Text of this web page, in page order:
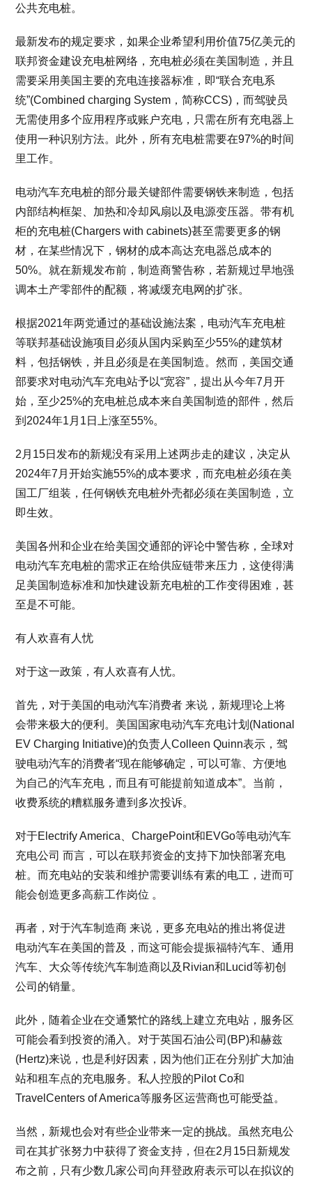
公共充电桩。
最新发布的规定要求，如果企业希望利用价值75亿美元的
联邦资金建设充电桩网络，充电桩必须在美国制造，并且
需要采用美国主要的充电连接器标准，即“联合充电系
统”(Combined charging System，简称CCS)，而驾驶员
无需使用多个应用程序或账户充电，只需在所有充电器上
使用一种识别方法。此外，所有充电桩需要在97%的时间
里工作。
电动汽车充电桩的部分最关键部件需要钢铁来制造，包括
内部结构框架、加热和冷却风扇以及电源变压器。带有机
柜的充电桩(Chargers with cabinets)甚至需要更多的钢
材，在某些情况下，钢材的成本高达充电器总成本的
50%。就在新规发布前，制造商警告称，若新规过早地强
调本土产零部件的配额，将减缓充电网的扩张。
根据2021年两党通过的基础设施法案，电动汽车充电桩
等联邦基础设施项目必须从国内采购至少55%的建筑材
料，包括钢铁，并且必须是在美国制造。然而，美国交通
部要求对电动汽车充电站予以“宽容”，提出从今年7月开
始，至少25%的充电桩总成本来自美国制造的部件，然后
到2024年1月1日上涨至55%。
2月15日发布的新规没有采用上述两步走的建议，决定从
2024年7月开始实施55%的成本要求，而充电桩必须在美
国工厂组装，任何钢铁充电桩外壳都必须在美国制造，立
即生效。
美国各州和企业在给美国交通部的评论中警告称，全球对
电动汽车充电桩的需求正在给供应链带来压力，这使得满
足美国制造标准和加快建设新充电桩的工作变得困难，甚
至是不可能。
有人欢喜有人忧
对于这一政策，有人欢喜有人忧。
首先，对于美国的电动汽车消费者 来说，新规理论上将
会带来极大的便利。美国国家电动汽车充电计划(National
EV Charging Initiative)的负责人Colleen Quinn表示，驾
驶电动汽车的消费者“现在能够确定，可以可靠、方便地
为自己的汽车充电，而且有可能提前知道成本”。当前，
收费系统的糟糕服务遭到多次投诉。
对于Electrify America、ChargePoint和EVGo等电动汽车
充电公司 而言，可以在联邦资金的支持下加快部署充电
桩。而充电站的安装和维护需要训练有素的电工，进而可
能会创造更多高薪工作岗位 。
再者，对于汽车制造商 来说，更多充电站的推出将促进
电动汽车在美国的普及，而这可能会提振福特汽车、通用
汽车、大众等传统汽车制造商以及Rivian和Lucid等初创
公司的销量。
此外，随着企业在交通繁忙的路线上建立充电站，服务区
可能会看到投资的涌入。对于英国石油公司(BP)和赫兹
(Hertz)来说，也是利好因素，因为他们正在分别扩大加油
站和租车点的充电服务。私人控股的Pilot Co和
TravelCenters of America等服务区运营商也可能受益。
当然，新规也会对有些企业带来一定的挑战。虽然充电公
司在其扩张努力中获得了资金支持，但在2月15日新规发
布之前，只有少数几家公司向拜登政府表示可以在拟议的